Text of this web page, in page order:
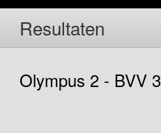
Resultaten
Olympus 2 - BVV 3